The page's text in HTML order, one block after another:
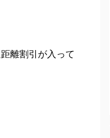
離割引が入って